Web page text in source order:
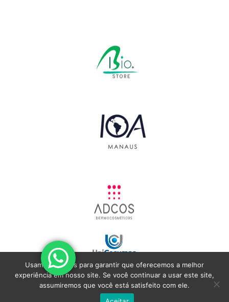
Usamos cookies para garantir que oferecemos a melhor
experiência em nosso site. Se você continuar a usar este site,
assumiremos que você está satisfeito com ele.